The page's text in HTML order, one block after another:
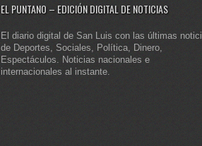
EL PUNTANO – EDICIÓN DIGITAL DE NOTICIAS
El diario digital de San Luis con las últimas
de Deportes, Sociales, Política, Dinero,
Espectáculos. Noticias nacionales e
internacionales al instante.